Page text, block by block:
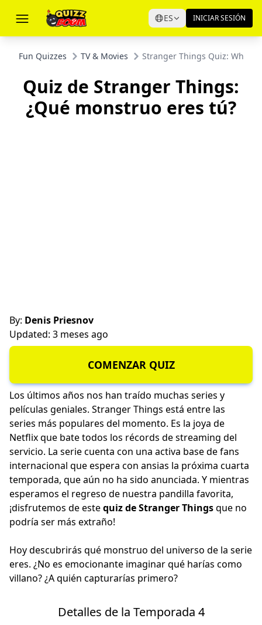
ES INICIAR SESIÓN
Fun Quizzes TV & Movies Stranger Things Quiz: What
Quiz de Stranger Things:
¿Qué monstruo eres tú?
By: Denis Priesnov
Updated: 3 meses ago
COMENZAR QUIZ
Los últimos años nos han traído muchas series y
películas geniales. Stranger Things está entre las
series más populares del momento. Es la joya de
Netflix que bate todos los récords de streaming del
servicio. La serie cuenta con una activa base de fans
internacional que espera con ansias la próxima cuarta
temporada, que aún no ha sido anunciada. Y mientras
esperamos el regreso de nuestra pandilla favorita,
¡disfrutemos de estequiz de Stranger Thingsque no
podría ser más extraño!
Hoy descubrirás qué monstruo del universo de la serie
eres. ¿No es emocionante imaginar qué harías como
villano? ¿A quién capturarías primero?
Detalles de la Temporada 4